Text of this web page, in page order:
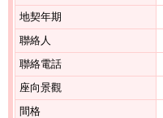
地契年期
聯絡人
聯絡電話
座向景觀
間格